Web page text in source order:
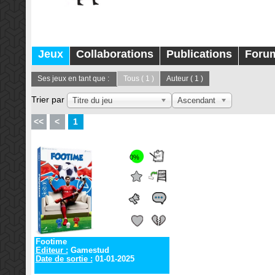
Jeux Collaborations Publications
Ses jeux en tant que : Tous( 1 ) Auteur( 1 )
Trier par Titre du jeu Ascendant
<< < 1
0%
Footime
Editeur : Gamestud
Date de sortie : 01-01-2025